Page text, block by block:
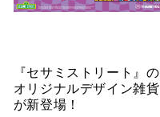
『セサミストリート』の
オリジナルデザイン雑貨
が新登場！